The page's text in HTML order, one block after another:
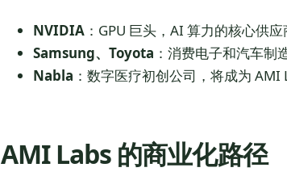
NVIDIA ：GPU 巨头，AI 算力的核心供应
Samsung、Toyota ：消费电子和汽车
Nabla ：数字医疗初创公司，将成为
AMI Labs 的商业化路径